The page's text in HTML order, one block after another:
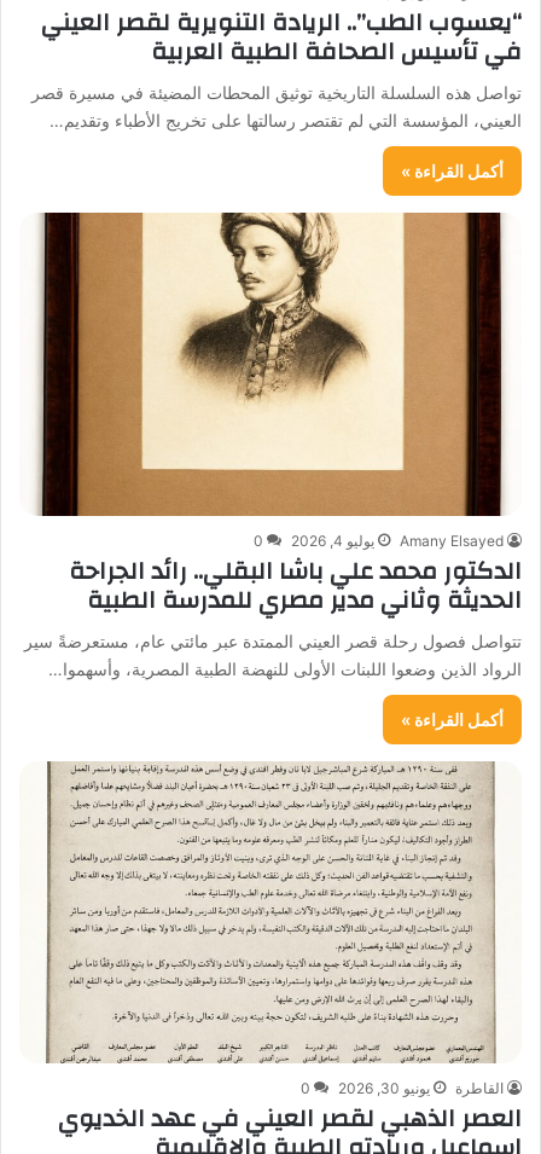
“يعسوب الطب”.. الريادة التنويرية لقصر العيني
في تأسيس الصحافة الطبية العربية
تواصل هذه السلسلة التاريخية توثيق المحطات المضيئة في مسيرة قصر
العيني، المؤسسة التي لم تقتصر رسالتها على تخريج الأطباء وتقديم…
أكمل القراءة »
Amany Elsayed يوليو 4, 2026 0
الدكتور محمد علي باشا البقلي.. رائد الجراحة
الحديثة وثاني مدير مصري للمدرسة الطبية
تتواصل فصول رحلة قصر العيني الممتدة عبر مائتي عام، مستعرضةً سير
الرواد الذين وضعوا اللبنات الأولى للنهضة الطبية المصرية، وأسهموا…
أكمل القراءة »
القاطرة يونيو 30, 2026 0
العصر الذهبي لقصر العيني في عهد الخديوي